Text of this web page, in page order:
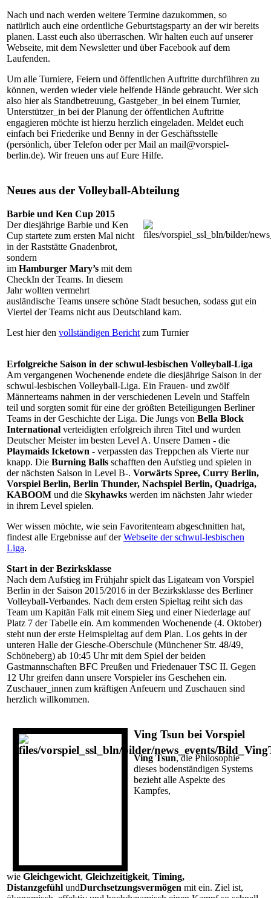
Nach und nach werden weitere Termine dazukommen, so
natürlich auch eine ordentliche Geburtstagsparty an der wir bereits
planen. Lasst euch also überraschen. Wir halten euch auf unserer
Webseite, mit dem Newsletter und über Facebook auf dem
Laufenden.
Um alle Turniere, Feiern und öffentlichen Auftritte durchführen zu
können, werden wieder viele helfende Hände gebraucht. Wer sich
also hier als Standbetreuung, Gastgeber_in bei einem Turnier,
Unterstützer_in bei der Planung der öffentlichen Auftritte
engagieren möchte ist hierzu herzlich eingeladen. Meldet euch
einfach bei Friederike und Benny in der Geschäftsstelle
(persönlich, über Telefon oder per Mail an mail@vorspiel-
berlin.de). Wir freuen uns auf Eure Hilfe.
Neues aus der Volleyball-Abteilung
Barbie und Ken Cup 2015
Der diesjährige Barbie und Ken
Cup startete zum ersten Mal nicht
in der Raststätte Gnadenbrot,
sondern
im Hamburger Mary’s mit dem
CheckIn der Teams. In diesem
Jahr wollten vermehrt
ausländische Teams unsere schöne Stadt besuchen, sodass gut ein
Viertel der Teams nicht aus Deutschland kam.
Lest hier den vollständigen Bericht zum Turnier
Erfolgreiche Saison in der schwul-lesbischen Volleyball-Liga
Am vergangenen Wochenende endete die diesjährige Saison in der
schwul-lesbischen Volleyball-Liga. Ein Frauen- und zwölf
Männerteams nahmen in der verschiedenen Leveln und Staffeln
teil und sorgten somit für eine der größten Beteiligungen Berliner
Teams in der Geschichte der Liga. Die Jungs von Bella Block
International verteidigten erfolgreich ihren Titel und wurden
Deutscher Meister im besten Level A. Unsere Damen - die
Playmaids Icketown - verpassten das Treppchen als Vierte nur
knapp. Die Burning Balls schafften den Aufstieg und spielen in
der nächsten Saison in Level B-. Vorwärts Spree, Curry Berlin,
Vorspiel Berlin, Berlin Thunder, Nachspiel Berlin, Quadriga,
KABOOM und die Skyhawks werden im nächsten Jahr wieder
in ihrem Level spielen.
Wer wissen möchte, wie sein Favoritenteam abgeschnitten hat,
findest alle Ergebnisse auf derWebseite der schwul-lesbischen
Liga.
Start in der Bezirksklasse
Nach dem Aufstieg im Frühjahr spielt das Ligateam von Vorspiel
Berlin in der Saison 2015/2016 in der Bezirksklasse des Berliner
Volleyball-Verbandes. Nach dem ersten Spieltag reiht sich das
Team um Kapitän Falk mit einem Sieg und einer Niederlage auf
Platz 7 der Tabelle ein. Am kommenden Wochenende (4. Oktober)
steht nun der erste Heimspieltag auf dem Plan. Los gehts in der
unteren Halle der Giesche-Oberschule (Münchener Str. 48/49,
Schöneberg) ab 10:45 Uhr mit dem Spiel der beiden
Gastmannschaften BFC Preußen und Friedenauer TSC II. Gegen
12 Uhr greifen dann unsere Vorspieler ins Geschehen ein.
Zuschauer_innen zum kräftigen Anfeuern und Zuschauen sind
herzlich willkommen.
Ving Tsun bei Vorspiel
Ving Tsun, die Philosophie
dieses bodenständigen Systems
bezieht alle Aspekte des
Kampfes,
wie Gleichgewicht, Gleichzeitigkeit, Timing,
Distanzgefühl undDurchsetzungsvermögen mit ein. Ziel ist,